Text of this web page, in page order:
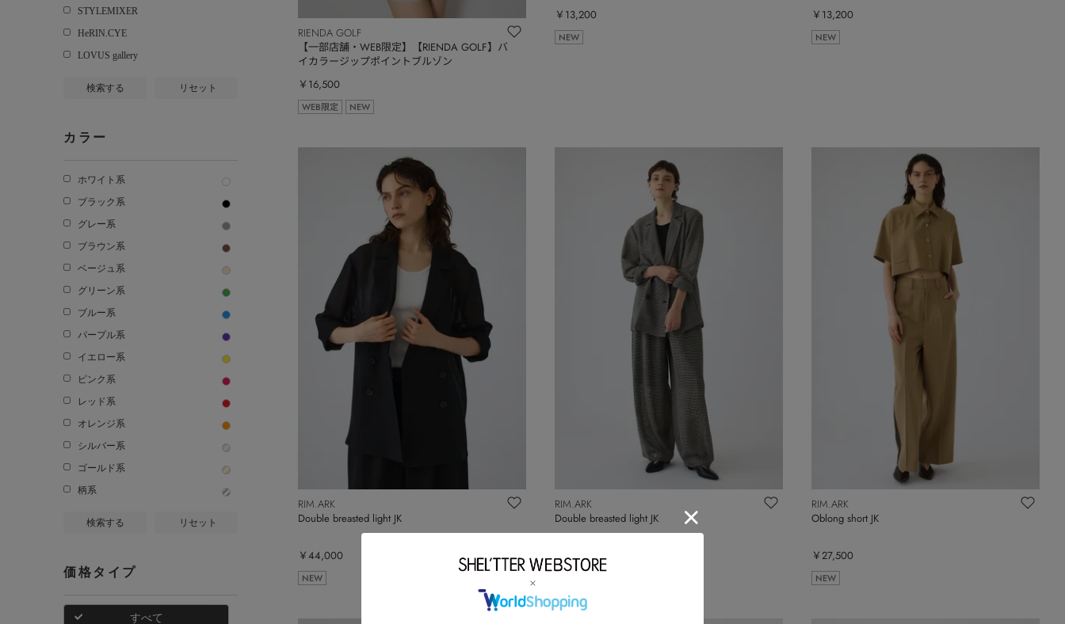
STYLEMIXER
HeRIN.CYE
LOVUS gallery
検索する リセット
カラー
ホワイト系
ブラック系
グレー系
ブラウン系
ベージュ系
グリーン系
ブルー系
パープル系
イエロー系
ピンク系
レッド系
オレンジ系
シルバー系
ゴールド系
柄系
検索する リセット
価格タイプ
すべて
RIENDA GOLF
【一部店舗・WEB限定】【RIENDA GOLF】バ
イカラージップポイントブルゾン
￥16,500
WEB限定 NEW
￥13,200
NEW
￥13,200
NEW
RIM.ARK
Double breasted light JK
￥44,000
NEW
RIM.ARK
Double breasted light JK
￥44,000
RIM.ARK
Oblong short JK
￥27,500
NEW